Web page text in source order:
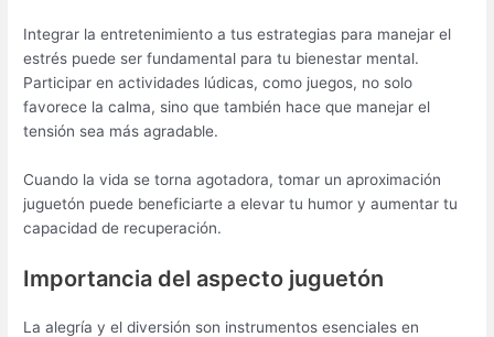
Integrar la entretenimiento a tus estrategias para manejar el
estrés puede ser fundamental para tu bienestar mental.
Participar en actividades lúdicas, como juegos, no solo
favorece la calma, sino que también hace que manejar el
tensión sea más agradable.
Cuando la vida se torna agotadora, tomar un aproximación
juguetón puede beneficiarte a elevar tu humor y aumentar tu
capacidad de recuperación.
Importancia del aspecto juguetón
La alegría y el diversión son instrumentos esenciales en